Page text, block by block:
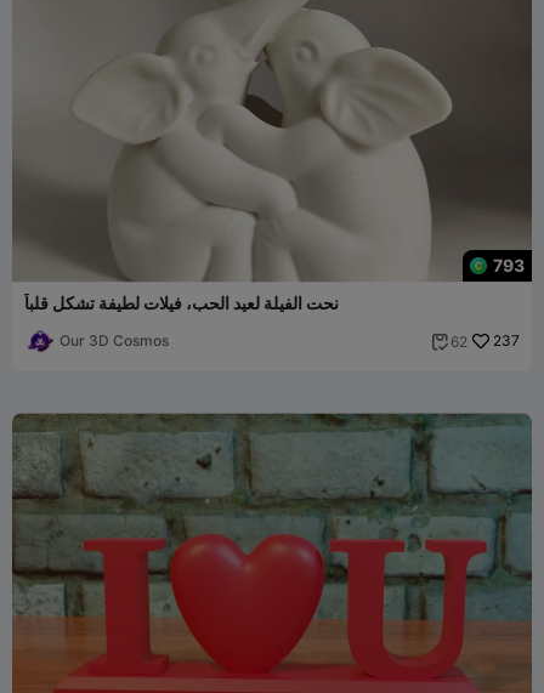
793
نحت الفيلة لعيد الحب، فيلات لطيفة تشكل قلباً
Our 3D Cosmos  62 237